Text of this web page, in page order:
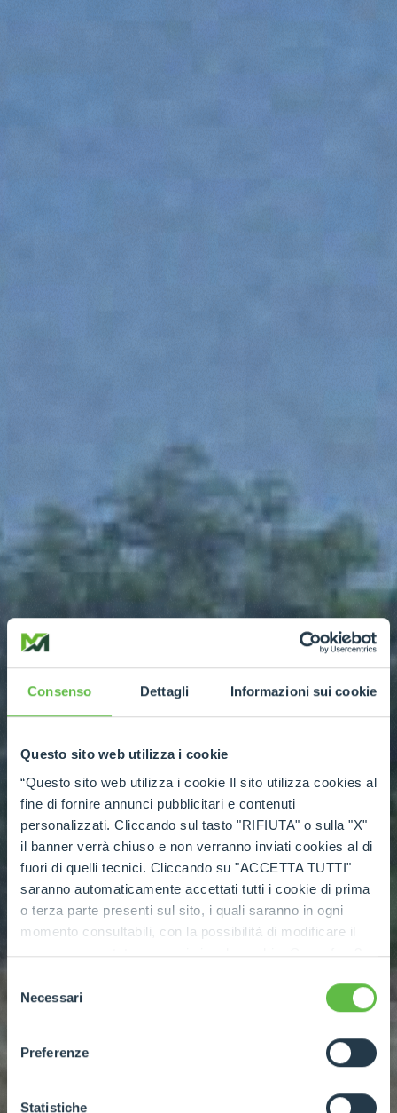
Consenso Dettagli Informazioni sui cookie
Questo sito web utilizza i cookie
“Questo sito web utilizza i cookie Il sito utilizza cookies al
fine di fornire annunci pubblicitari e contenuti
personalizzati. Cliccando sul tasto "RIFIUTA" o sulla "X"
il banner verrà chiuso e non verranno inviati cookies al di
fuori di quelli tecnici. Cliccando su "ACCETTA TUTTI"
saranno automaticamente accettati tutti i cookie di prima
o terza parte presenti sul sito, i quali saranno in ogni
momento consultabili, con la possibilità di modificare il
consenso prestato per ogni singolo cookie. Come fare?
ogni pagina, selezionare "Modifichi il suo consenso" e
dell'informativa completa nel footer presente in ogni
pagina. Per esercitare i diritti riconosciuti all'interessato ai
GDPR abbiamo predisposto una
apposita procedura.
delNecessari
Preferenze
Statistiche